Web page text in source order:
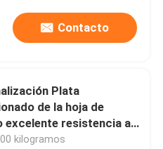
Contacto
Plata
de la hoja de
excelente resistencia a
climáticas
kilogramos